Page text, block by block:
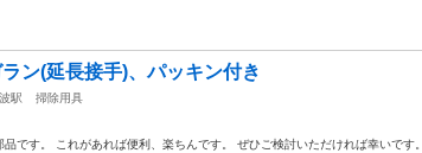
ン(延長接手)、パッキン付き
駅
掃除用具
です。 これがあれば便利、楽ちんです。 ぜひご検討いただければ幸いです。